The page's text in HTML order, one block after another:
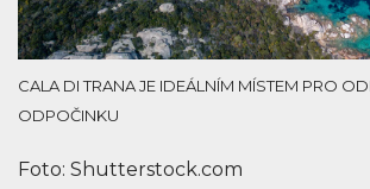
CALA DI TRANA JE IDEÁLNÍM MÍSTEM PRO
ODPOČINKU
Foto: Shutterstock.com